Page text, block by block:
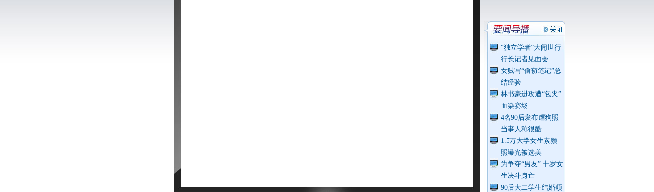
“独立学者”大闹世行
行长记者见面会
女贼写“偷窃笔记”总
结经验
林书豪进攻遭“包夹”
血染赛场
4名90后发布虐狗照
当事人称很酷
1.5万大学女生素颜
照曝光被选美
为争夺“男友” 十岁女
生决斗身亡
90后大二学生结婚领